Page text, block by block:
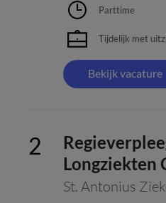
Parttime
Tijdelijk met
Bekijk vacature
Longziekten
St. Antonius